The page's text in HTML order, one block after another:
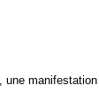
, une manifestation